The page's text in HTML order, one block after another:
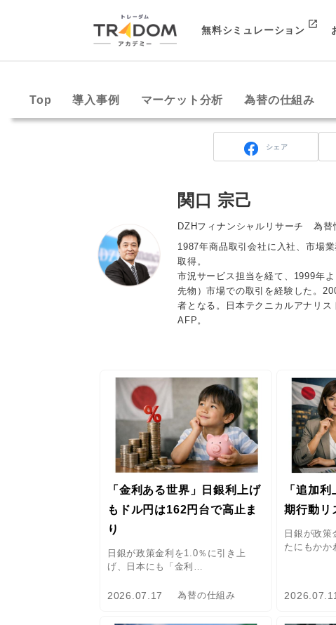
無料シミュレーション
Top 導入事例 マーケット分析 為替の仕組み
シェア
関口 宗己
DZHフィナンシャルリサーチ 為
1987年商品取引会社に入社、市場
取得。
市況サービス担当を経て、1999年
先物）市場での取引を経験した。
者となる。日本テクニカルアナリ
AFP。
「金利ある世界」日銀利上げ
もドル円は162円台で高止ま
り
日銀が政策金利を1.0％に引き上
げ、日本にも「金利…
2026.07.17 為替の仕組み
「追加
期行動リ
日銀が政
たにもかか
2026.07.11